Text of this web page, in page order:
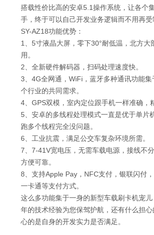
搭载性价比高的安卓5.1操作系统，让各个
手，终于可以自己开发业务逻辑而不用再受
SY-AZ18功能优势：
1、5寸液晶大屏，零下30°耐低温，北方大
用。
2、全新硬件解码器，扫码处理速度快。
3、4G全网通，WiFi，蓝牙多种通讯功能集
个行业的共同需求。
4、GPS双模，室内定位跟手机一样准确，
5、安卓的多线程处理模式一直是优于单片
跑多个线程完全没问题。
6、工业抗震，满足公交车复杂环境所需。
7、7-41V宽电压，无需车载电源，接线不
方便可靠。
8、支持Apple Pay，NFC支付，银联闪付
一卡通等支付方式。
这么多功能集于一身的新型车载刷卡机宠
年的技术经验为您保驾护航，还有什么担
心的是自身的开发实力是否满足。